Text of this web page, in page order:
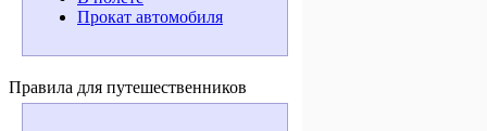
Прокат автомобиля
Правила для путешественников